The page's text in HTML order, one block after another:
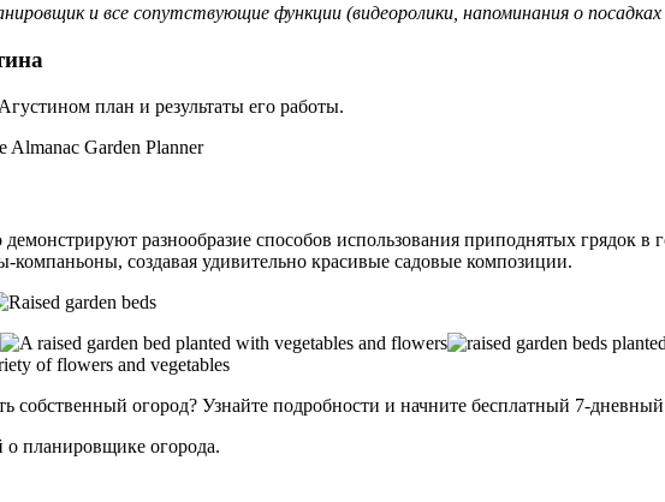
и все сопутствующие функции (видеоролики, напоминания о
план и результаты его работы.
разнообразие способов использования приподнятых грядок
компаньоны, создавая удивительно красивые садовые композиции.
собственный огород? Узнайте подробности и начните бесплатный 7-
о планировщике огорода.